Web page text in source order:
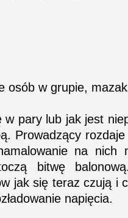
osób w grupie,
w pary lub jak jest
Prowadzący
na nich
bitwę
jak się teraz czują i
napięcia.